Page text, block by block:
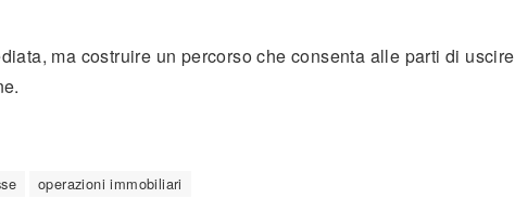
ma costruire un percorso che consenta alle parti di uscire
operazioni immobiliari